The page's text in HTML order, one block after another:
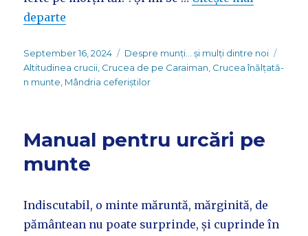
departe
Posted
on
September 16, 2024 Categories
Despre munți... și mulți dintre noi
Altitudinea crucii Crucea de pe Caraiman Crucea înălțată-
n munte Mândria ceferiștilor
Manual pentru urcări pe
munte
Indiscutabil, o minte măruntă, mărginită, de
pământean nu poate surprinde, și cuprinde în